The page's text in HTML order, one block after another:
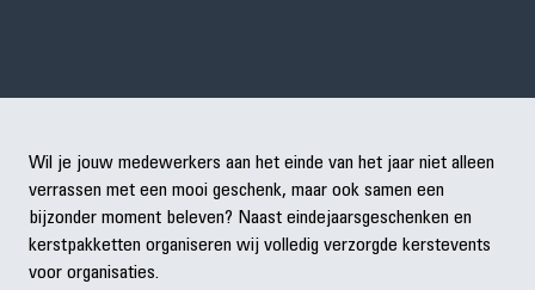
Wil je jouw medewerkers aan het einde van het jaar niet alleen
verrassen met een mooi geschenk, maar ook samen een
bijzonder moment beleven? Naast eindejaarsgeschenken en
kerstpakketten organiseren wij volledig verzorgde kerstevents
voor organisaties.